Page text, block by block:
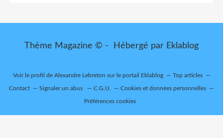
Thème Magazine © - Hébergé par Eklablog
Voir le profil de Alexandre Lebreton sur le portail Eklablog Top articles
Contact Signaler un abus C.G.U. Cookies et données personnelles
Préférences cookies